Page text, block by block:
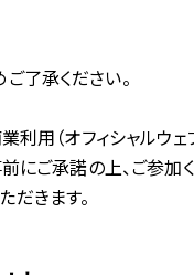
承ください。
用（オフィシャルウェ
にご承諾の上、ご参加く
きます。